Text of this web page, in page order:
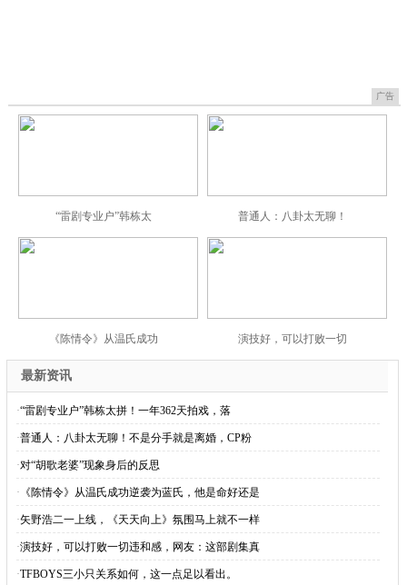
广告
“雷剧专业户”韩栋太 普通人：八卦太无聊！
《陈情令》从温氏成功 演技好，可以打败一切
最新资讯
·“雷剧专业户”韩栋太拼！一年362天拍戏，落
·普通人：八卦太无聊！不是分手就是离婚，CP粉
·对“胡歌老婆”现象身后的反思
· 《陈情令》从温氏成功逆袭为蓝氏，他是命好还是
·矢野浩二一上线，《天天向上》氛围马上就不一样
·演技好，可以打败一切违和感，网友：这部剧集真
·TFBOYS三小只关系如何，这一点足以看出。